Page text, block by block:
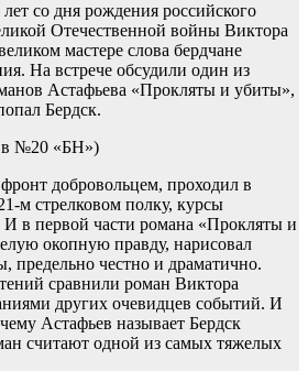
со дня рождения российского
Отечественной войны Виктора
мастере слова бердчане
На встрече обсудили один из
Астафьева «Прокляты и убиты»,
Бердск.
в №20 «БН»)
добровольцем, проходил в
м стрелковом полку, курсы
И в первой части романа «Прокляты и
окопную правду, нарисовал
предельно честно и драматично.
сравнили роман Виктора
других очевидцев событий. И
Астафьев называет Бердск
считают одной из самых тяжелых